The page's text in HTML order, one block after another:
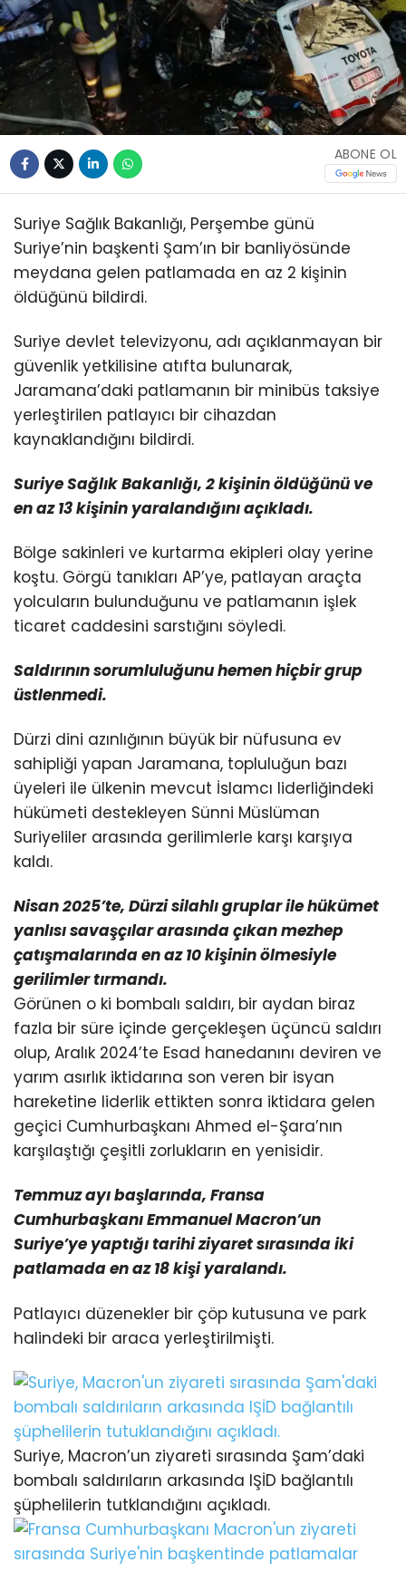
ABONE OL
Suriye Sağlık Bakanlığı, Perşembe günü
Suriye’nin başkenti Şam’ın bir banliyösünde
meydana gelen patlamada en az 2 kişinin
öldüğünü bildirdi.
Suriye devlet televizyonu, adı açıklanmayan bir
güvenlik yetkilisine atıfta bulunarak,
Jaramana’daki patlamanın bir minibüs taksiye
yerleştirilen patlayıcı bir cihazdan
kaynaklandığını bildirdi.
Suriye Sağlık Bakanlığı, 2 kişinin öldüğünü ve
en az 13 kişinin yaralandığını açıkladı.
Bölge sakinleri ve kurtarma ekipleri olay yerine
koştu. Görgü tanıkları AP’ye, patlayan araçta
yolcuların bulunduğunu ve patlamanın işlek
ticaret caddesini sarstığını söyledi.
Saldırının sorumluluğunu hemen hiçbir grup
üstlenmedi.
Dürzi dini azınlığının büyük bir nüfusuna ev
sahipliği yapan Jaramana, topluluğun bazı
üyeleri ile ülkenin mevcut İslamcı liderliğindeki
hükümeti destekleyen Sünni Müslüman
Suriyeliler arasında gerilimlerle karşı karşıya
kaldı.
Nisan 2025’te, Dürzi silahlı gruplar ile hükümet
yanlısı savaşçılar arasında çıkan mezhep
çatışmalarındaen az 10 kişinin ölmesiyle
gerilimler tırmandı.
Görünen o ki bombalı saldırı, bir aydan biraz
fazla bir süre içinde gerçekleşen üçüncü saldırı
olup, Aralık 2024’te Esad hanedanını deviren ve
yarım asırlık iktidarına son veren bir isyan
hareketine liderlik ettikten sonra iktidara gelen
geçici Cumhurbaşkanı Ahmed el-Şara’nın
karşılaştığı çeşitli zorlukların en yenisidir.
Temmuz ayı başlarında, Fransa
Cumhurbaşkanı Emmanuel Macron’un
Suriye’ye yaptığı tarihi ziyaretsırasında iki
patlamada en az 18 kişi yaralandı.
Patlayıcı düzenekler bir çöp kutusuna ve park
halindeki bir araca yerleştirilmişti.
Suriye, Macron’un ziyareti sırasında Şam’daki
bombalı saldırıların arkasında IŞİD bağlantılı
şüphelilerin tutklandığını açıkladı.